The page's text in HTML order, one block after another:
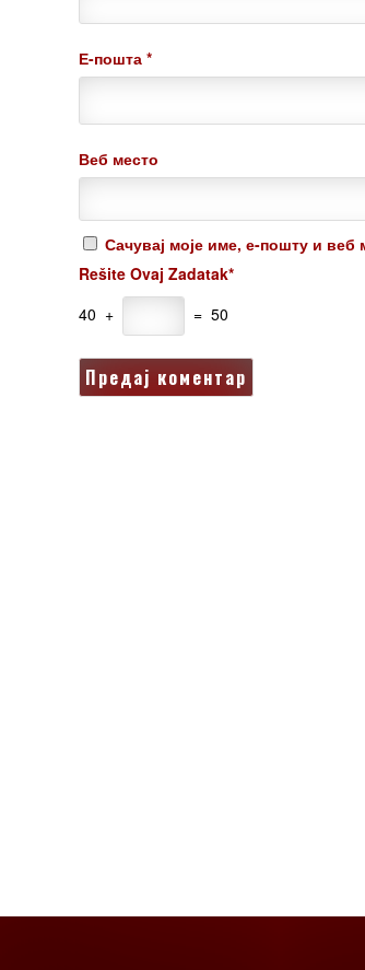
Е-пошта *
Веб место
Сачувај моје име, е-пошту и
Rešite Ovaj Zadatak*
40 +
= 50